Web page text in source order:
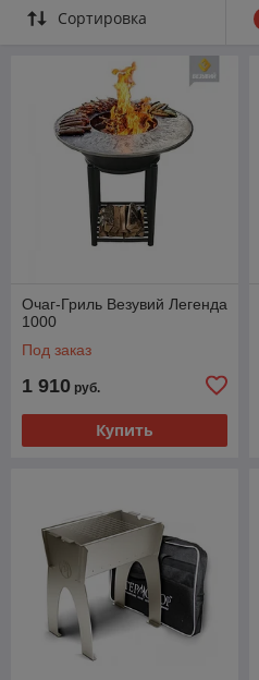
Сортировка
Очаг-Гриль Везувий Легенда
1000
Под заказ
1 910 руб.
Купить